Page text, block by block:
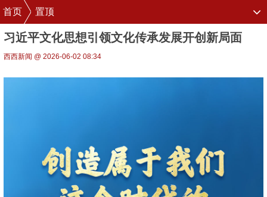
首页 置顶
习近平文化思想引领文化传承发展开创新局面
西西新闻 @ 2026-06-02 08:34